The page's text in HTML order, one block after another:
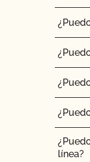
línea?
¿Qué
¿Qué
¿Qué